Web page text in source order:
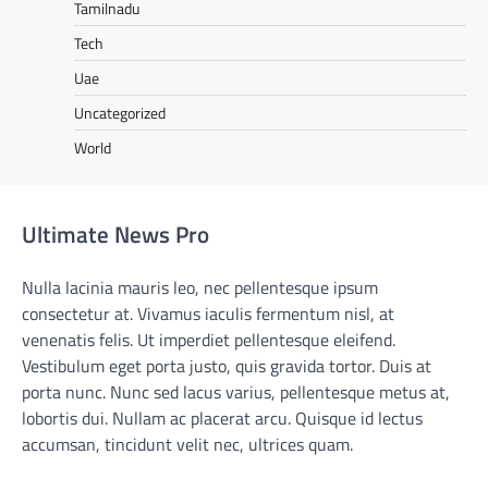
Tamilnadu
Tech
Uae
Uncategorized
World
Ultimate News Pro
Nulla lacinia mauris leo, nec pellentesque ipsum
consectetur at. Vivamus iaculis fermentum nisl, at
venenatis felis. Ut imperdiet pellentesque eleifend.
Vestibulum eget porta justo, quis gravida tortor. Duis at
porta nunc. Nunc sed lacus varius, pellentesque metus at,
lobortis dui. Nullam ac placerat arcu. Quisque id lectus
accumsan, tincidunt velit nec, ultrices quam.